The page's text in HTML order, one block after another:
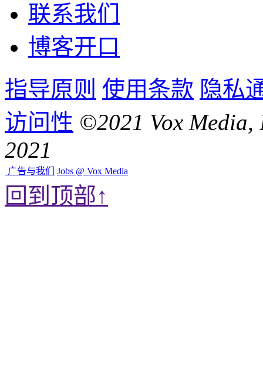
联系我们
博客开口
指导原则 使用条款 隐私
访问性 ©2021 Vox
2021
广告与我们 Jobs @ Vox Media
回到顶部↑